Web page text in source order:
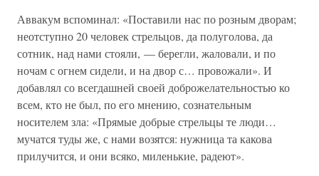
Аввакум вспоминал: «Поставили нас по розным дворам;
неотступно 20 человек стрельцов, да полуголова, да
сотник, над нами стояли, — берегли, жаловали, и по
ночам с огнем сидели, и на двор с… провожали». И
добавлял со всегдашней своей доброжелательностью ко
всем, кто не был, по его мнению, сознательным
носителем зла: «Прямые добрые стрельцы те люди…
мучатся туды же, с нами возятся: нужница та какова
прилучится, и они всяко, миленькие, радеют».